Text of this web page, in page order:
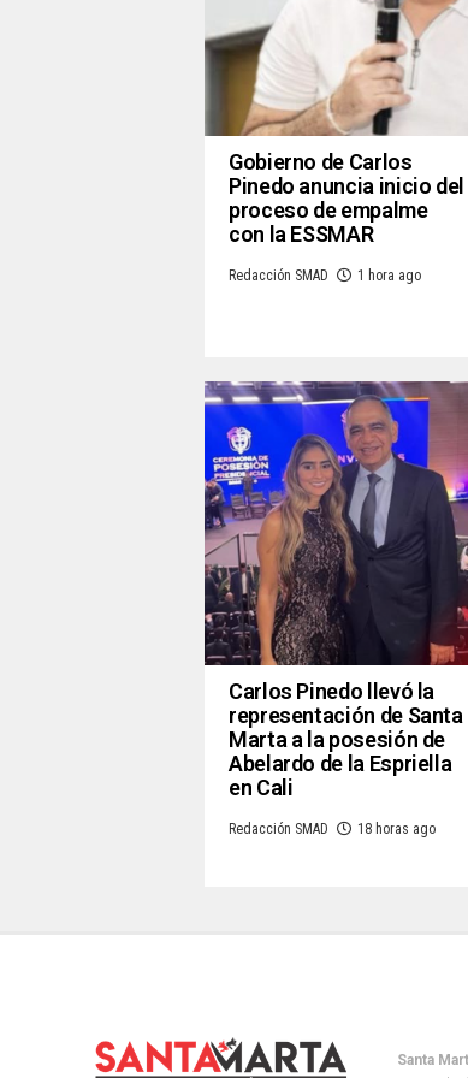
Gobierno de Carlos
Pinedo anuncia inicio del
proceso de empalme
con la ESSMAR
Redacción SMAD 1 hora ago
Carlos Pinedo llevó la
representación de Santa
Marta a la posesión de
Abelardo de la Espriella
en Cali
Redacción SMAD 18 horas ago
Santa